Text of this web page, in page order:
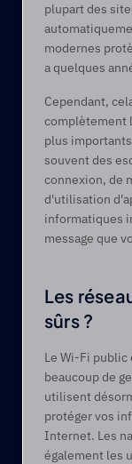
plupart des
modernes
a quelques
Cependant,
complètement
plus
souvent des
connexion, de
d'utilisation
informatiques
message que
Les
sûrs ?
Le Wi-Fi public
beaucoup de
utilisent
protéger vos
Internet. Les
également les